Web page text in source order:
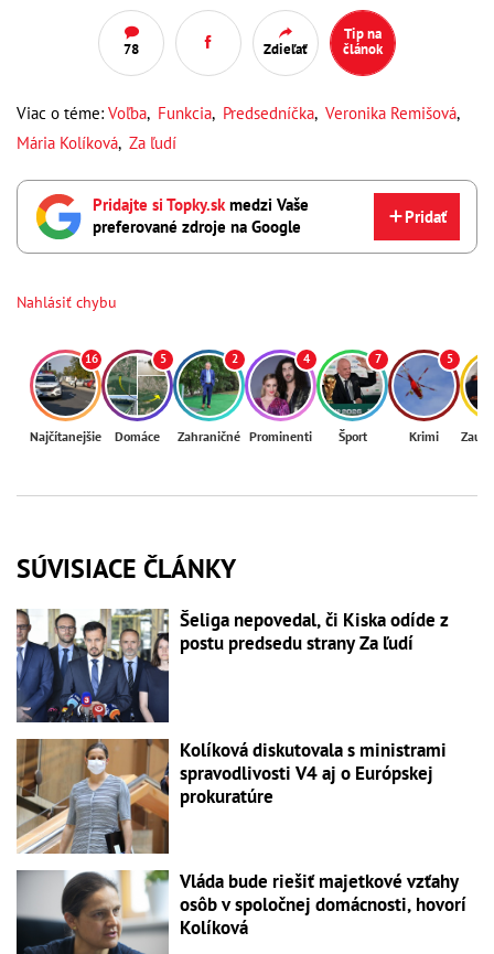
78 Zdieľať
Tip na
článok
Viac o téme: Voľba, Funkcia, Predsedníčka, Veronika Remišová,
Mária Kolíková, Za ľudí
Pridajte si Topky.skmedzi Vaše
preferované zdroje na Google
Pridať
Nahlásiť chybu
16
Najčítanejšie
5
Domáce
2
Zahraničné
4
Prominenti
7
Šport
5
Krimi
SÚVISIACE ČLÁNKY
Šeliga nepovedal, či Kiska odíde z
postu predsedu strany Za ľudí
Kolíková diskutovala s ministrami
spravodlivosti V4 aj o Európskej
prokuratúre
Vláda bude riešiť majetkové vzťahy
osôb v spoločnej domácnosti, hovorí
Kolíková